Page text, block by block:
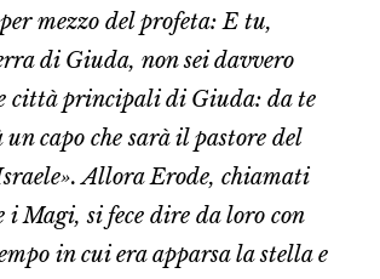
mezzo del profeta: E tu,
di Giuda, non sei davvero
città principali di Giuda: da te
capo che sarà il pastore del
Allora Erode, chiamati
i Magi, si fece dire da loro con
in cui era apparsa la stella e